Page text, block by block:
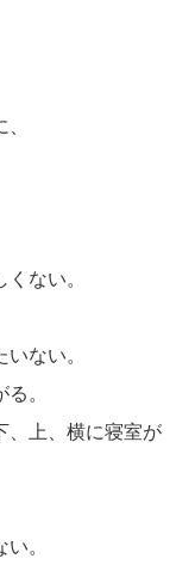
ない。
ない。
。
、上、横に寝室が
。